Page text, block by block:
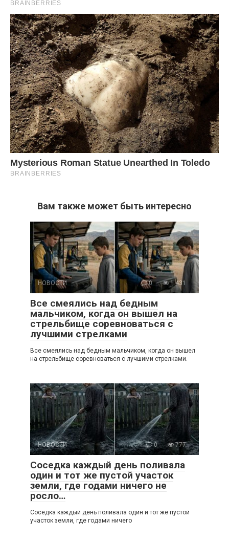
Вам также может быть интересно
НОВОСТИ 0 1 431
Все смеялись над бедным
мальчиком, когда он вышел на
стрельбище соревноваться с
лучшими стрелками
Все смеялись над бедным мальчиком, когда он вышел
на стрельбище соревноваться с лучшими стрелками.
НОВОСТИ 0 777
Соседка каждый день поливала
один и тот же пустой участок
земли, где годами ничего не
росло…
Соседка каждый день поливала один и тот же пустой
участок земли, где годами ничего